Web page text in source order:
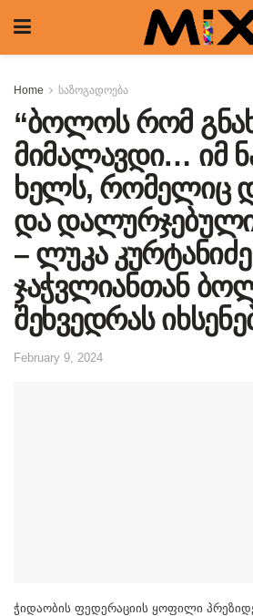
Home საზოგადოება
“ბოლოს რომ
მიმალავდი… იმ
ხელს, რომელიც
და
– ლუკა
ჯაჭვლიანთან
შეხვედრას
February 9, 2024
ჭი­და­ო­ბის ფე­დე­რა­ცი­ის ყო­ფი­ლი